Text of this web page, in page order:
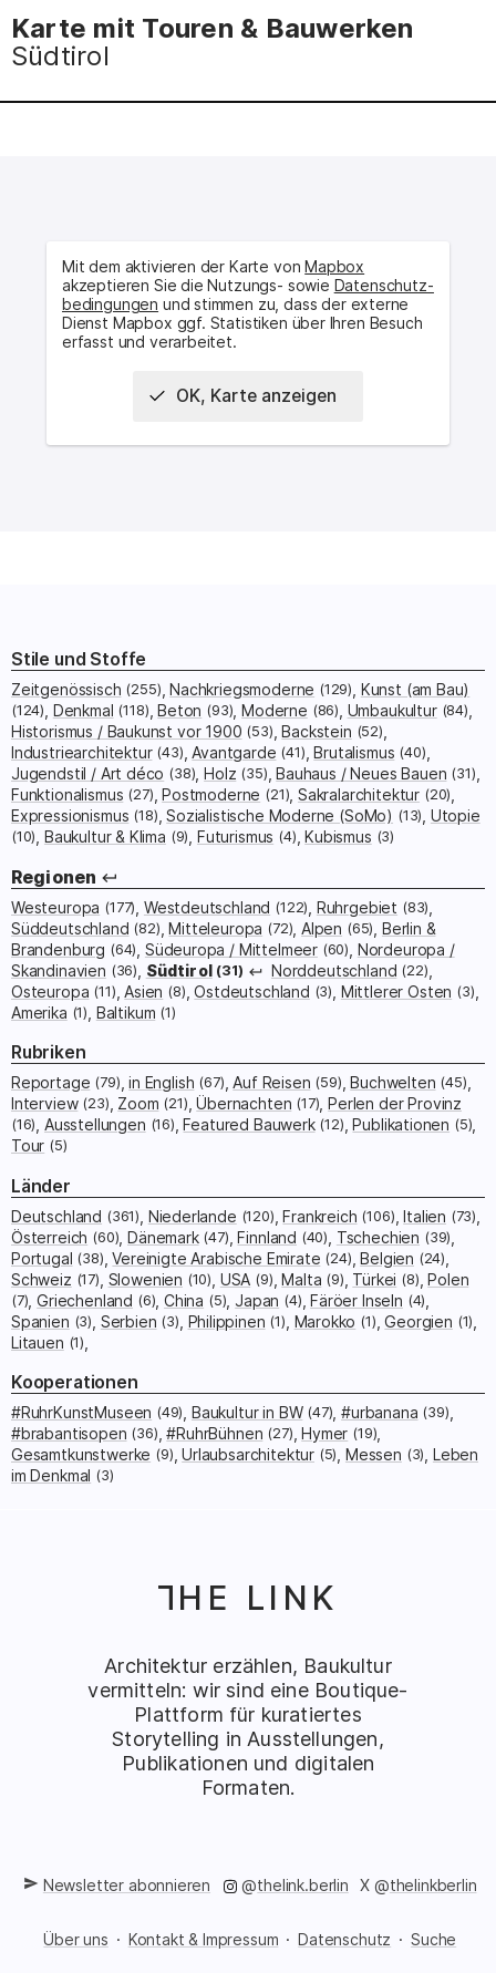
Karte mit Touren & Bauwerken
Südtirol
Mit dem aktivieren der Karte vonMapbox
akzeptieren Sie die Nutzungs- sowie Daten­schutz­
bedingungen und stimmen zu, dass der externe
Dienst Mapbox ggf. Statistiken über Ihren Besuch
erfasst und verarbeitet.
OK, Karte anzeigen
Stile und Stoffe
Zeitgenössisch (255) Nachkriegsmoderne (129) Kunst (am Bau)
(124) Denkmal (118) Beton (93) Moderne (86) Umbaukultur (84)
Historismus / Baukunst vor 1900 (53) Backstein (52)
Industriearchitektur (43) Avantgarde (41) Brutalismus (40)
Jugendstil / Art déco (38) Holz (35) Bauhaus / Neues Bauen (31)
Funktionalismus (27) Postmoderne (21) Sakralarchitektur (20)
Expressionismus (18) Sozialistische Moderne (SoMo) (13) Utopie
(10) Baukultur & Klima (9) Futurismus (4) Kubismus (3)
Regionen
Westeuropa (177) Westdeutschland (122) Ruhrgebiet (83)
Süddeutschland (82) Mitteleuropa (72) Alpen (65) Berlin &
Brandenburg (64) Südeuropa / Mittelmeer (60) Nordeuropa /
Skandinavien (36) Südtirol (31) Norddeutschland (22)
Osteuropa (11) Asien (8) Ostdeutschland (3) Mittlerer Osten (3)
Amerika (1) Baltikum (1)
Rubriken
Reportage (79) in English (67) Auf Reisen (59) Buchwelten (45)
Interview (23) Zoom (21) Übernachten (17) Perlen der Provinz
(16) Ausstellungen (16) Featured Bauwerk (12) Publikationen (5)
Tour (5)
Länder
Deutschland (361) Niederlande (120) Frankreich (106) Italien (73)
Österreich (60) Dänemark (47) Finnland (40) Tschechien (39)
Portugal (38) Vereinigte Arabische Emirate (24) Belgien (24)
Schweiz (17) Slowenien (10) USA (9) Malta (9) Türkei (8) Polen
(7) Griechenland (6) China (5) Japan (4) Färöer Inseln (4)
Spanien (3) Serbien (3) Philippinen (1) Marokko (1) Georgien (1)
Litauen (1)
Kooperationen
#RuhrKunstMuseen (49) Baukultur in BW (47) #urbanana (39)
#brabantisopen (36) #RuhrBühnen (27) Hymer (19)
Gesamtkunstwerke (9) Urlaubsarchitektur (5) Messen (3) Leben
im Denkmal (3)
T
HE LINK
Architektur erzählen, Baukultur
vermitteln: wir sind eine Boutique-
Plattform für kuratiertes
Storytelling in Ausstellungen,
Publikationen und digitalen
Formaten.
Über uns Kontakt & Impressum Datenschutz Suche
Newsletter abonnieren @thelink.berlinauf Instagram
X @thelinkberlin